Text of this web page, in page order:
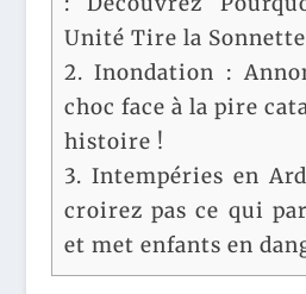
Unité Tire la
2. Inondation :
choc face à la pire
histoire !
3. Intempéries en
croirez pas ce qui
et met enfants en